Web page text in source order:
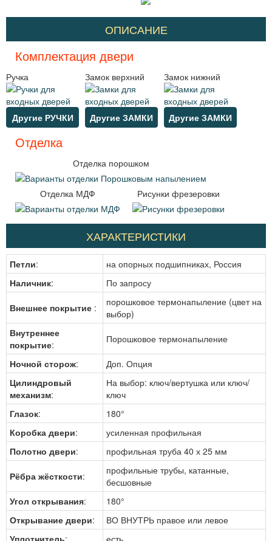
ОПИСАНИЕ
Комплектация двери
Ручка
Другие РУЧКИ
Замок верхний
Другие ЗАМКИ
Замок нижний
Другие ЗАМКИ
Отделка
Отделка порошком
Отделка МДФ Рисунки фрезеровки
ХАРАКТЕРИСТИКИ
Петли:
на опорных подшипниках, Россия
Наличник: По запросу
Внешнее покрытие :
порошковое термонапыление (цвет на
выбор)
Внутреннее
покрытие: Порошковое термонапыление
Ночной сторож:
Доп. Опция
Цилиндровый
механизм:
На выбор: ключ/вертушка или ключ/
ключ
Глазок:
180°
Коробка двери:
усиленная профильная
Полотно двери: профильная труба 40 х 25 мм
Рёбра жёсткости:
профильные трубы, катанные,
бесшовные
Угол открывания:
180°
Открывание двери:
ВО ВНУТРЬ правое или левое